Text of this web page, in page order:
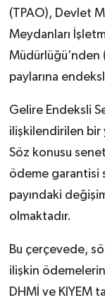
(TPAO), Devlet
Meydanları
Müdürlüğü’nden
paylarına
Gelire Endeksli
ilişkilendirilen bir
Söz konusu
ödeme garantisi
payındaki
olmaktadır.
Bu çerçevede,
ilişkin
DHMİ ve KIYEM